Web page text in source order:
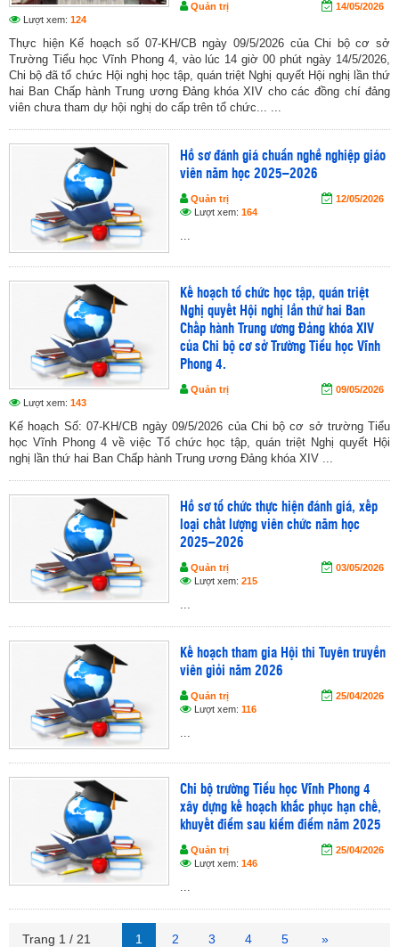
Quản trị
14/05/2026
Lượt xem: 124
Thực hiện Kế hoạch số 07-KH/CB ngày 09/5/2026 của Chi bộ cơ sở
Trường Tiểu học Vĩnh Phong 4, vào lúc 14 giờ 00 phút ngày 14/5/2026,
Chi bộ đã tổ chức Hội nghị học tập, quán triệt Nghị quyết Hội nghị lần thứ
hai Ban Chấp hành Trung ương Đảng khóa XIV cho các đồng chí đảng
viên chưa tham dự hội nghị do cấp trên tổ chức... ...
Hồ sơ đánh giá chuẩn nghề nghiệp giáo
viên năm học 2025–2026
Quản trị
12/05/2026
Lượt xem: 164
...
Kế hoạch tổ chức học tập, quán triệt
Nghị quyết Hội nghị lần thứ hai Ban
Chấp hành Trung ương Đảng khóa XIV
của Chi bộ cơ sở Trường Tiểu học Vĩnh
Phong 4.
Quản trị
09/05/2026
Lượt xem: 143
Kế hoạch Số: 07-KH/CB ngày 09/5/2026 của Chi bộ cơ sở trường Tiểu
học Vĩnh Phong 4 về việc Tổ chức học tập, quán triệt Nghị quyết Hội
nghị lần thứ hai Ban Chấp hành Trung ương Đảng khóa XIV ...
Hồ sơ tổ chức thực hiện đánh giá, xếp
loại chất lượng viên chức năm học
2025–2026
Quản trị
03/05/2026
Lượt xem: 215
Kế hoạch tham gia Hội thi Tuyên truyền
viên giỏi năm 2026
Quản trị
25/04/2026
Lượt xem: 116
Chi bộ trường Tiểu học Vĩnh Phong 4
xây dựng kế hoạch khắc phục hạn chế,
khuyết điểm sau kiểm điểm năm 2025
Quản trị
25/04/2026
Lượt xem: 146
Trang 1 / 21 1 2 3 4 5 »